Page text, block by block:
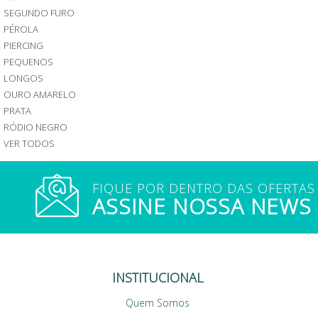
MOISSANITE
RÓDIO
NEGRO
VER
TODOS
AMARELO
PRATA
RÓDIO
NEGRO
VER
TODOS
COLARES
COLAR
SOLITÁRIO
COLAR
RIVIERA
PINGENTE
CORRENTE
R$200
a
R$
500
R$500
R$700
Acima
R$700
SEGUNDO FURO
PÉROLA
PIERCING
PEQUENOS
LONGOS
OURO AMARELO
PRATA
RÓDIO NEGRO
VER TODOS
FIQUE POR DENTRO DAS OFERTAS
ASSINE NOSSA NEWS
INSTITUCIONAL
Quem Somos